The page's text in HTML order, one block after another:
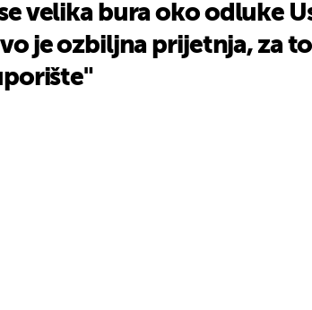
velika bura oko odluke
je ozbiljna prijetnja, za
UKLJUČITE